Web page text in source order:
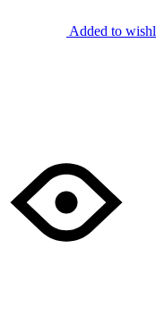
Added to